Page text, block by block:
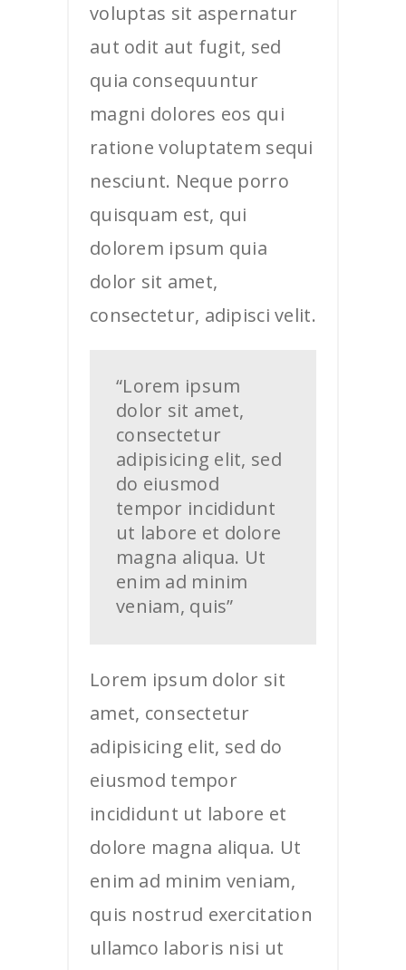
voluptas sit aspernatur
aut odit aut fugit, sed
quia consequuntur
magni dolores eos qui
ratione voluptatem sequi
nesciunt. Neque porro
quisquam est, qui
dolorem ipsum quia
dolor sit amet,
consectetur, adipisci velit.
“Lorem ipsum
dolor sit amet,
consectetur
adipisicing elit, sed
do eiusmod
tempor incididunt
ut labore et dolore
magna aliqua. Ut
enim ad minim
veniam, quis”
Lorem ipsum dolor sit
amet, consectetur
adipisicing elit, sed do
eiusmod tempor
incididunt ut labore et
dolore magna aliqua. Ut
enim ad minim veniam,
quis nostrud exercitation
ullamco laboris nisi ut